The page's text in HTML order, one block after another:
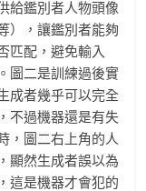
給鑑別者人物頭像
），讓鑑別者能夠
匹配，避免輸入
圖二是訓練過後實
成者幾乎可以完全
不過機器還是有失
，圖二右上角的人
顯然生成者誤以為
這是機器才會犯的